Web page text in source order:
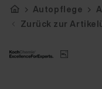
Autopflege
Zurück zur